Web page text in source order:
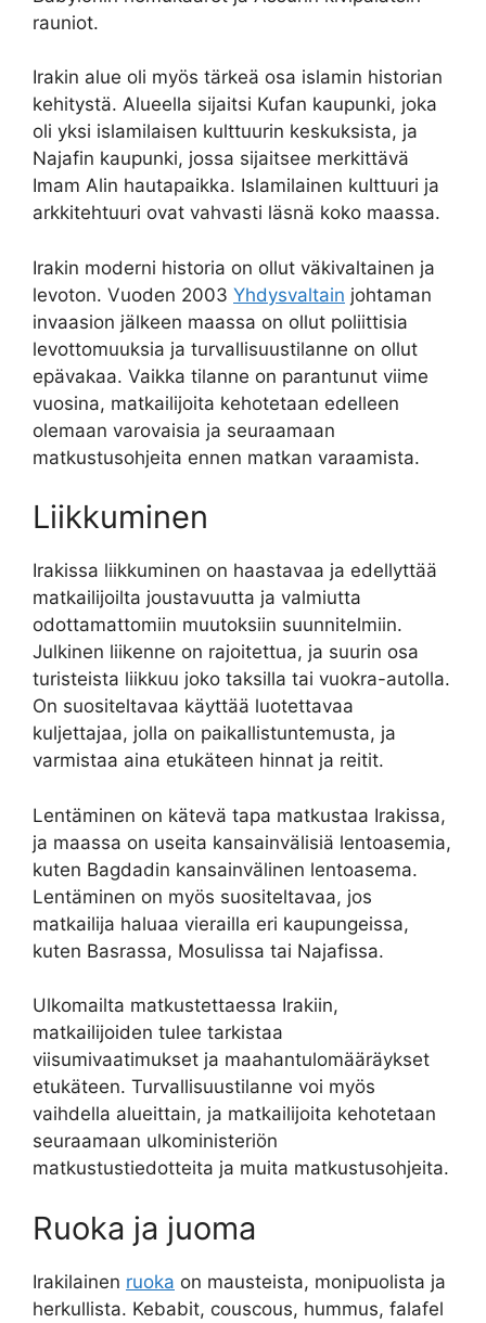
rauniot.
Irakin alue oli myös tärkeä osa islamin historian
kehitystä. Alueella sijaitsi Kufan kaupunki, joka
oli yksi islamilaisen kulttuurin keskuksista, ja
Najafin kaupunki, jossa sijaitsee merkittävä
Imam Alin hautapaikka. Islamilainen kulttuuri ja
arkkitehtuuri ovat vahvasti läsnä koko maassa.
Irakin moderni historia on ollut väkivaltainen ja
levoton. Vuoden 2003 Yhdysvaltain johtaman
invaasion jälkeen maassa on ollut poliittisia
levottomuuksia ja turvallisuustilanne on ollut
epävakaa. Vaikka tilanne on parantunut viime
vuosina, matkailijoita kehotetaan edelleen
olemaan varovaisia ​​ja seuraamaan
matkustusohjeita ennen matkan varaamista.
Liikkuminen
Irakissa liikkuminen on haastavaa ja edellyttää
matkailijoilta joustavuutta ja valmiutta
odottamattomiin muutoksiin suunnitelmiin.
Julkinen liikenne on rajoitettua, ja suurin osa
turisteista liikkuu joko taksilla tai vuokra-autolla.
On suositeltavaa käyttää luotettavaa
kuljettajaa, jolla on paikallistuntemusta, ja
varmistaa aina etukäteen hinnat ja reitit.
Lentäminen on kätevä tapa matkustaa Irakissa,
ja maassa on useita kansainvälisiä lentoasemia,
kuten Bagdadin kansainvälinen lentoasema.
Lentäminen on myös suositeltavaa, jos
matkailija haluaa vierailla eri kaupungeissa,
kuten Basrassa, Mosulissa tai Najafissa.
Ulkomailta matkustettaessa Irakiin,
matkailijoiden tulee tarkistaa
viisumivaatimukset ja maahantulomääräykset
etukäteen. Turvallisuustilanne voi myös
vaihdella alueittain, ja matkailijoita kehotetaan
seuraamaan ulkoministeriön
matkustustiedotteita ja muita matkustusohjeita.
Ruoka ja juoma
Irakilainen ruoka on mausteista, monipuolista ja
herkullista. Kebabit, couscous, hummus, falafel